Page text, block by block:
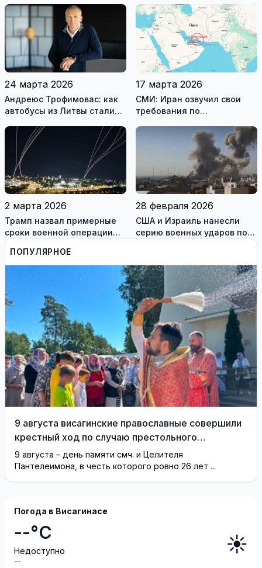
перемирие
24 марта 2026
Андреюс Трофимовас: как
автобусы из Литвы стали
охваченного огнём
Мариуполя (фотогалерея)
17 марта 2026
СМИ: Иран озвучил свои
требования по
2 марта 2026
Трамп назвал примерные
сроки военной операции
против Ирана
28 февраля 2026
США и Израиль нанесли
серию военных ударов по
ПОПУЛЯРНОЕ
9 августа висагинские православные совершили
крестный ход по случаю престольного
праздника (фотогалерея)
9 августа – день памяти смч. и Целителя
Пантелеимона, в честь которого ровно 26 лет ...
Погода в Висагинасе
--°C
Недоступно
--
☀️